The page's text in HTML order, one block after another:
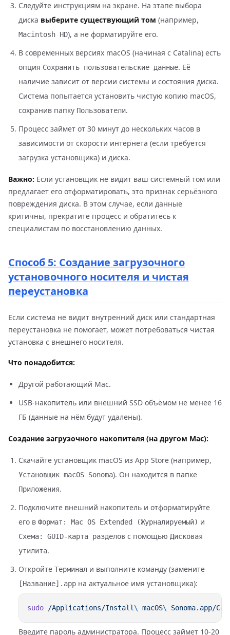
Следуйте инструкциям на экране. На этапе выбора
диска выберите существующий том (например,
Macintosh HD), а не форматируйте его.
В современных версиях macOS (начиная с Catalina) есть
опция Сохранить пользовательские данные. Её
наличие зависит от версии системы и состояния диска.
Система попытается установить чистую копию macOS,
сохранив папку Пользователи.
Процесс займет от 30 минут до нескольких часов в
зависимости от скорости интернета (если требуется
загрузка установщика) и диска.
Важно: Если установщик не видит ваш системный том или
предлагает его отформатировать, это признак серьёзного
повреждения диска. В этом случае, если данные
критичны, прекратите процесс и обратитесь к
специалистам по восстановлению данных.
Способ 5: Создание загрузочного
установочного носителя и чистая
переустановка
Если система не видит внутренний диск или стандартная
переустановка не помогает, может потребоваться чистая
установка с внешнего носителя.
Что понадобится:
Другой работающий Mac.
USB-накопитель или внешний SSD объёмом не менее 16
ГБ (данные на нём будут удалены).
Создание загрузочного накопителя (на другом Mac):
Скачайте установщик macOS из App Store (например,
Установщик macOS Sonoma). Он находится в папке
Приложения.
Подключите внешний накопитель и отформатируйте
его в Формат: Mac OS Extended (Журналируемый) и
Схема: GUID-карта разделов с помощью Дисковая
утилита.
Откройте Терминал и выполните команду (замените
[Название].app на актуальное имя установщика):
sudo /Applications/Install\ macOS\ Sonoma.app/
Введите пароль администратора. Процесс займет 10-20